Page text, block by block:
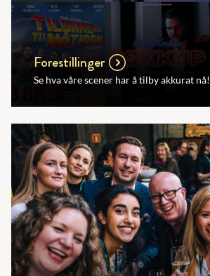
Forestillinger
Se hva våre scener har å tilby akkurat nå!